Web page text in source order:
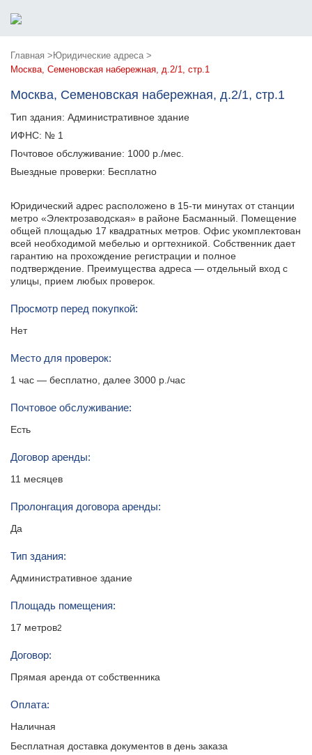
Главная > Юридические адреса >
Москва, Семеновская набережная, д.2/1, стр.1
Москва, Семеновская набережная, д.2/1, стр.1
Тип здания: Административное здание
ИФНС: № 1
Почтовое обслуживание: 1000 р./мес.
Выездные проверки: Бесплатно
Юридический адрес расположено в 15-ти минутах от станции
метро «Электрозаводская» в районе Басманный. Помещение
общей площадью 17 квадратных метров. Офис укомплектован
всей необходимой мебелью и оргтехникой. Собственник дает
гарантию на прохождение регистрации и полное
подтверждение. Преимущества адреса — отдельный вход с
улицы, прием любых проверок.
Просмотр перед покупкой:
Нет
Место для проверок:
1 час — бесплатно, далее 3000 р./час
Почтовое обслуживание:
Есть
Договор аренды:
11 месяцев
Пролонгация договора аренды:
Да
Тип здания:
Административное здание
Площадь помещения:
17 метров2
Договор:
Прямая аренда от собственника
Оплата:
Наличная
Бесплатная доставка документов в день заказа